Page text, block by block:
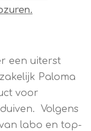
een uiterst
Paloma
voor
Volgens
labo en top-